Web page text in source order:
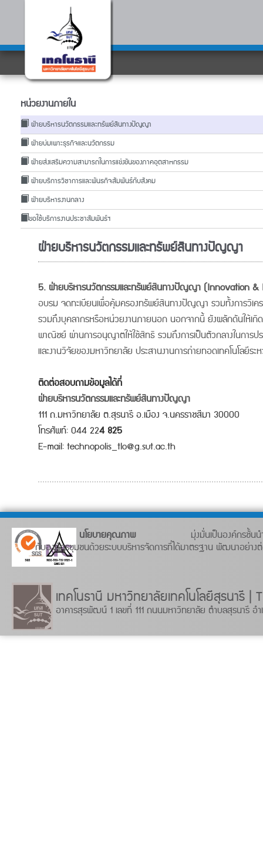
หน่วยงานภายใน
ฝ่ายบริหารนวัตกรรมและทรัพย์สินทางปัญญา
ฝ่ายบ่มเพาะธุรกิจและนวัตกรรม
ฝ่ายส่งเสริมความสามารถในการแข่งขันของภาคอุตสาหกรรม
ฝ่ายบริการวิชาการและพันธกิจสัมพันธ์กับสังคม
ฝ่ายบริหารงานกลาง
ขอใช้บริการงานประชาสัมพันธ์ฯ
ฝ่ายบริหารนวัตกรรมและทรัพย์สินทางปัญญา
5. ฝ่ายบริหารนวัตกรรมและทรัพย์สินทางปัญญา (Innovation
อบรม จดทะเบียนเพื่อคุ้มครองทรัพย์สินทางปัญญา รวมทั้งการวิเ
รวมถึงบุคลากรหรือหน่วยงานภายนอก นอกจากนี้ ยังผลักดันให้เกิด
พาณิชย์ ผ่านการอนุญาตให้ใช้สิทธิ รวมถึงการเป็นตัวกลางในการ
และงานวิจัยของมหาวิทยาลัย ประสานงานการถ่ายทอดเทคโนโลยีระ
ติดต่อสอบถามข้อมูลได้ที่
ฝ่ายบริหารนวัตกรรมและทรัพย์สินทางปัญญา
111 ถ.มหาวิทยาลัย ต.สุรนารี อ.เมือง จ.นครราชสีมา 30000
โทรศัพท์: 044 224 825
E-mail: technopolis_tlo@g.sut.ac.th
นโยบายคุณภาพ มุ่งมั่นเป็นองค์กรชั้น
กับองค์กรชุมชนด้วยระบบบริหารจัดการที่ได้มาตรฐาน พัฒนาอย่างต่
เทคโนธานี มหาวิทยาลัยเทคโนโลยีสุรนารี |
อาคารสุรพัฒน์ 1 เลขที่ 111 ถนนมหาวิทยาลัย ตำบลสุรนารี